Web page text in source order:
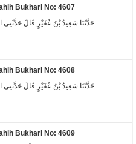
Bukhari No: 4607
حَدَّثَنَا سَعِيدُ بْنُ عُفَيْرٍ قَالَ حَدَّثَنِي اللَّيْثُ قَالَ حَ...
Bukhari No: 4608
حَدَّثَنَا سَعِيدُ بْنُ عُفَيْرٍ قَالَ حَدَّثَنِي اللَّيْثُ قَالَ حَ...
Bukhari No: 4609